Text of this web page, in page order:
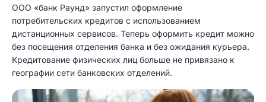
ООО «банк Раунд» запустил оформление
потребительских кредитов с использованием
дистанционных сервисов. Теперь оформить кредит можно
без посещения отделения банка и без ожидания курьера.
Кредитование физических лиц больше не привязано к
географии сети банковских отделений.